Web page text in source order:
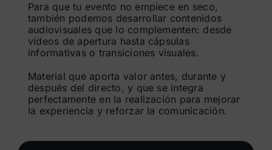
Para que tu evento no empiece en seco,
también podemos desarrollar contenidos
audiovisuales que lo complementen: desde
vídeos de apertura hasta cápsulas
informativas o transiciones visuales.
Material que aporta valor antes, durante y
después del directo, y que se integra
perfectamente en la realización para mejorar
la experiencia y reforzar la comunicación.